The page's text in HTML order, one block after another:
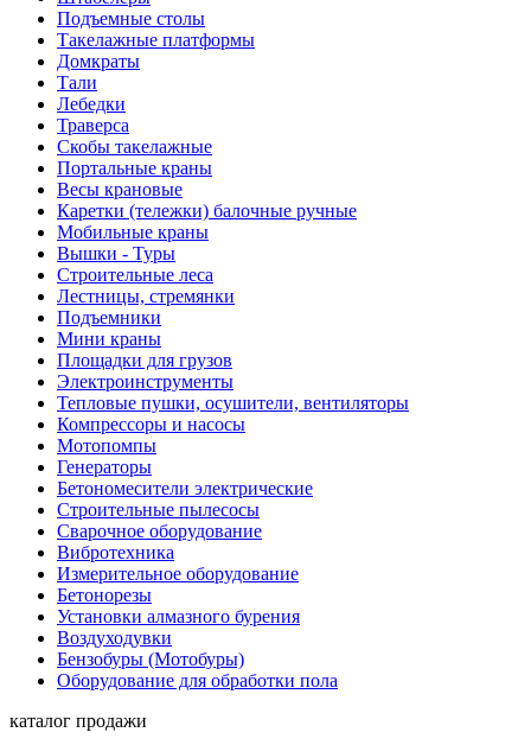
Подъемные столы
Такелажные платформы
Домкраты
Тали
Лебедки
Траверса
Скобы такелажные
Портальные краны
Весы крановые
Каретки (тележки) балочные ручные
Мобильные краны
Вышки - Туры
Строительные леса
Лестницы, стремянки
Подъемники
Мини краны
Площадки для грузов
Электроинструменты
Тепловые пушки, осушители, вентиляторы
Компрессоры и насосы
Мотопомпы
Генераторы
Бетономесители электрические
Строительные пылесосы
Сварочное оборудование
Вибротехника
Измерительное оборудование
Бетонорезы
Установки алмазного бурения
Воздуходувки
Бензобуры (Мотобуры)
Оборудование для обработки пола
каталог продажи